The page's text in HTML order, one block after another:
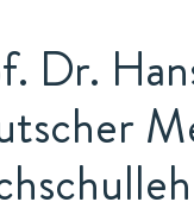
Dr.